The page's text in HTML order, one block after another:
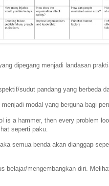
dipegang menjadi landasan
sudut pandang yang berbeda
modal yang berguna bagi
is a hammer, then every problem
seperti paku.
semua benda akan dianggap
belajar/mengembangkan diri.